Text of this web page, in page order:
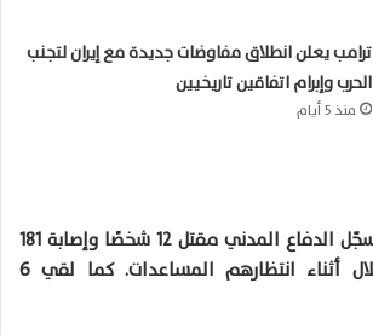
ترامب يعلن انطلاق مفاوضات جديدة مع إيران لتجنب
الحرب وإبرام اتفاقين تاريخيين
منذ 5 أيام
في شمال القطاع، سجّل الدفاع المدني مقتل 12 شخصًا وإصابة 181
آخرين برصاص الاحتلال أثناء انتظارهم المساعدات. كما لقي 6